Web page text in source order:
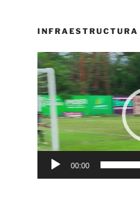
Reproductor
de
vídeo
00:00